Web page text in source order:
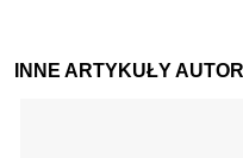
INNE ARTYKUŁY